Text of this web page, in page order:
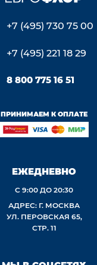
+7 (495) 730 75 00
+7 (495) 221 18 29
8 800 775 16 51
ПРИНИМАЕМ К ОПЛАТЕ
ЕЖЕДНЕВНО
С 9:00 ДО 20:30
АДРЕС: Г. МОСКВА
УЛ. ПЕРОВСКАЯ 65,
СТР. 11